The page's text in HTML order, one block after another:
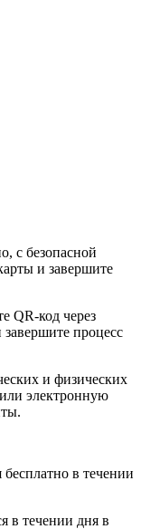
с безопасной
и завершите
QR-код через
процесс
и физических
электронную
бесплатно в течении
в течении дня в